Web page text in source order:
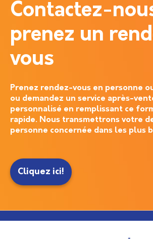
Contactez-
prenez un
vous
Prenez rendez-vous en personne
ou demandez un service après-
personnalisé en remplissant ce
rapide. Nous transmettrons votre
personne concernée dans les plus
Cliquez ici!